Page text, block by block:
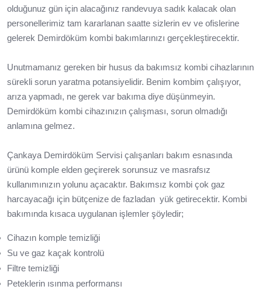
olduğunuz gün için alacağınız randevuya sadık kalacak olan
personellerimiz tam kararlanan saatte sizlerin ev ve ofislerine
gelerek Demirdöküm kombi bakımlarınızı gerçekleştirecektir.
Unutmamanız gereken bir husus da bakımsız kombi cihazlarının
sürekli sorun yaratma potansiyelidir. Benim kombim çalışıyor,
arıza yapmadı, ne gerek var bakıma diye düşünmeyin.
Demirdöküm kombi cihazınızın çalışması, sorun olmadığı
anlamına gelmez.
Çankaya Demirdöküm Servisi çalışanları bakım esnasında
ürünü komple elden geçirerek sorunsuz ve masrafsız
kullanımınızın yolunu açacaktır. Bakımsız kombi çok gaz
harcayacağı için bütçenize de fazladan yük getirecektir. Kombi
bakımında kısaca uygulanan işlemler şöyledir;
Cihazın komple temizliği
Su ve gaz kaçak kontrolü
Filtre temizliği
Peteklerin ısınma performansı